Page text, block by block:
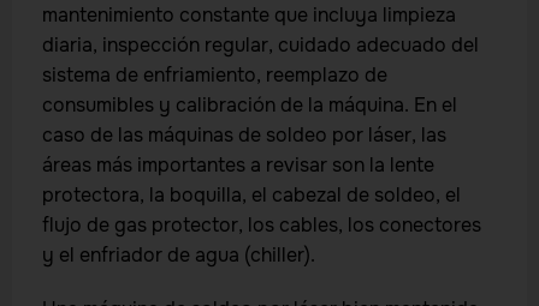
mantenimiento constante que incluya limpieza
diaria, inspección regular, cuidado adecuado del
sistema de enfriamiento, reemplazo de
consumibles y calibración de la máquina. En el
caso de las máquinas de soldeo por láser, las
áreas más importantes a revisar son la lente
protectora, la boquilla, el cabezal de soldeo, el
flujo de gas protector, los cables, los conectores
y el enfriador de agua (chiller).